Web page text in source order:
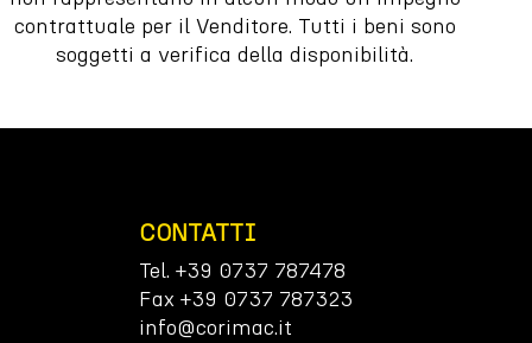
contrattuale per il Venditore. Tutti i beni sono
soggetti a verifica della disponibilità.
CONTATTI
Tel. +39 0737 787478
Fax +39 0737 787323
info@corimac.it